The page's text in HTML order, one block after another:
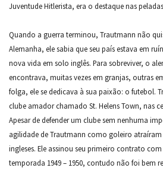
Juventude Hitlerista, era o destaque nas
Quando a guerra terminou, Trautmann não
Alemanha, ele sabia que seu país estava em
nova vida em solo inglês. Para sobreviver, o
encontrava, muitas vezes em granjas, outras
folga, ele se dedicava à sua paixão: o futebol.
clube amador chamado St. Helens Town, nas
Apesar de defender um clube sem nenhuma
agilidade de Trautmann como goleiro
ingleses. Ele assinou seu primeiro contrato
temporada 1949 – 1950, contudo não foi bem